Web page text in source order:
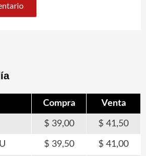
Compra Venta
39,00 41,50
39,50 41,00